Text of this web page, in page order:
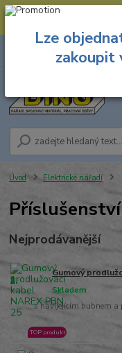
--- Spojovací materiál: 774
8.00 hod. - 16.00 hod.
Úvod Elektrické nářadí
Příslušenství
Nejprodávanější
1. Gumový
...s navíjejícím bubnem a
Skladem
TOP produkt
Lze
zakoupit